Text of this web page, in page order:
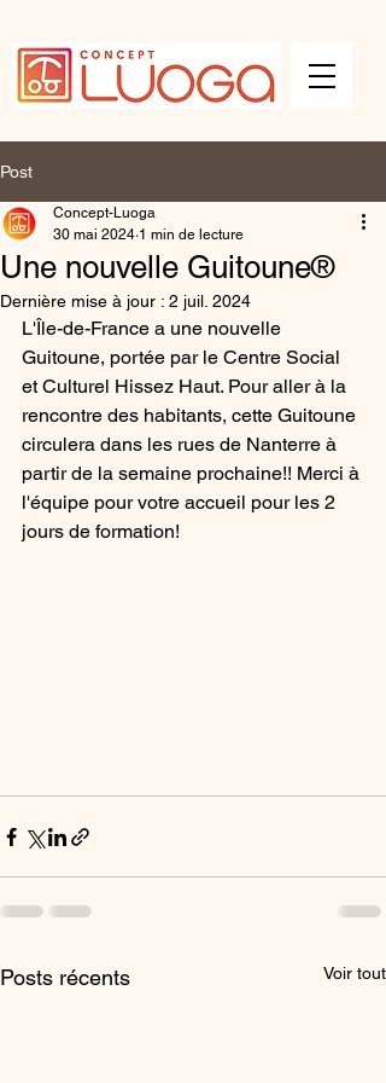
Post
Une nouvelle Guitoune®
Concept-Luoga
30 mai 2024 1 min de lecture
Dernière mise à jour : 2 juil. 2024
L'Île-de-France a une nouvelle
Guitoune, portée par le Centre Social
et Culturel Hissez Haut. Pour aller à la
rencontre des habitants, cette Guitoune
circulera dans les rues de Nanterre à
partir de la semaine prochaine!! Merci à
l'équipe pour votre accueil pour les 2
jours de formation!
Posts récents Voir tout